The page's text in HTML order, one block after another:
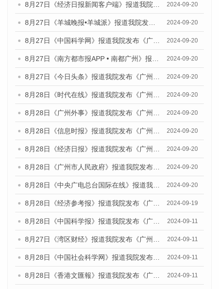
8月27日《经济日报新闻客户端》报道我院发布《广州蓝皮书：广州创新型城市发展报告（2024）》的媒体文章 2024-09-20
8月27日《羊城晚报•羊城派》报道我院发布《广州蓝皮书：广州创新型城市发展报告（2024）》的媒体文章 2024-09-20
8月27日《中国科学网》报道我院发布《广州蓝皮书：广州创新型城市发展报告（2024）》的媒体文章 2024-09-20
8月27日《南方都市报APP • 南都广州》报道我院与社会科学文献出版社联合发布《广州蓝皮书：广州创新型城市发展报告（2024）》的媒体文章 2024-09-20
8月27日《今日头条》报道我院发布《广州蓝皮书：广州创新型城市发展报告（2024）》的媒体文章 2024-09-20
8月28日《时代在线》报道我院发布《广州蓝皮书：广州城市国际化发展报告（2024）》的媒体文章 2024-09-20
8月28日《广州外事》报道我院发布《广州蓝皮书：广州城市国际化发展报告（2024）》的媒体文章 2024-09-20
8月28日《信息时报》报道我院发布《广州蓝皮书：广州城市国际化发展报告（2024）》的媒体文章 2024-09-20
8月28日《经济日报》报道我院发布《广州蓝皮书：广州城市国际化发展报告（2024）》的媒体文章 2024-09-20
8月28日《广州市人民政府》报道我院发布《广州蓝皮书：广州城市国际化发展报告（2024）》的媒体文章 2024-09-20
8月28日《中央广电总台国际在线》报道我院发布《广州蓝皮书：广州城市国际化发展报告（2024）》的媒体文章 2024-09-20
8月28日《经济参考报》报道我院发布《广州蓝皮书：广州城市国际化发展报告（2024）》的媒体文章 2024-09-19
8月28日《中国科学报》报道我院发布《广州蓝皮书：广州城市国际化发展报告（2024）》的媒体文章 2024-09-11
8月27日《湾区财经》报道我院发布《广州蓝皮书：广州城市国际化发展报告（2024）》的媒体文章 2024-09-11
8月28日《中国社会科学网》报道我院发布《广州蓝皮书：广州城市国际化发展报告（2024）》的媒体文章 2024-09-11
8月28日《香港文匯報》报道我院发布《广州蓝皮书：广州城市国际化发展报告（2024）》的媒体文章 2024-09-11